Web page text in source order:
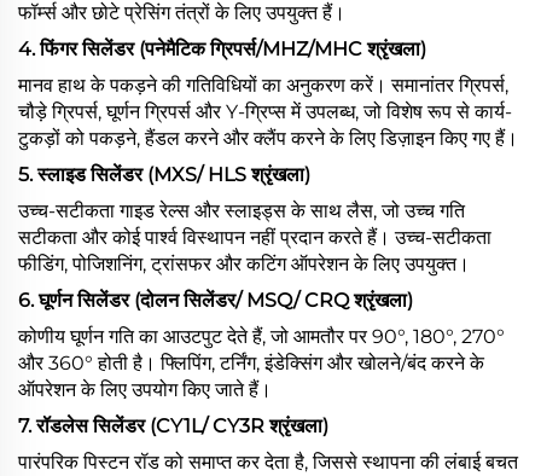
फॉर्म्स और छोटे प्रेसिंग तंत्रों के लिए उपयुक्त हैं।
4. फिंगर सिलेंडर (पनेमैटिक ग्रिपर्स/MHZ/MHC श्रृंखला)
मानव हाथ के पकड़ने की गतिविधियों का अनुकरण करें। समानांतर ग्रिपर्स,
चौड़े ग्रिपर्स, घूर्णन ग्रिपर्स और Y-ग्रिप्स में उपलब्ध, जो विशेष रूप से कार्य-
टुकड़ों को पकड़ने, हैंडल करने और क्लैंप करने के लिए डिज़ाइन किए गए हैं।
5. स्लाइड सिलेंडर (MXS/ HLS श्रृंखला)
उच्च-सटीकता गाइड रेल्स और स्लाइड्स के साथ लैस, जो उच्च गति
सटीकता और कोई पार्श्व विस्थापन नहीं प्रदान करते हैं। उच्च-सटीकता
फीडिंग, पोजिशनिंग, ट्रांसफर और कटिंग ऑपरेशन के लिए उपयुक्त।
6. घूर्णन सिलेंडर (दोलन सिलेंडर/ MSQ/ CRQ श्रृंखला)
कोणीय घूर्णन गति का आउटपुट देते हैं, जो आमतौर पर 90°, 180°, 270°
और 360° होती है। फ्लिपिंग, टर्निंग, इंडेक्सिंग और खोलने/बंद करने के
ऑपरेशन के लिए उपयोग किए जाते हैं।
7. रॉडलेस सिलेंडर (CY1L/ CY3R श्रृंखला)
पारंपरिक पिस्टन रॉड को समाप्त कर देता है, जिससे स्थापना की लंबाई बचत